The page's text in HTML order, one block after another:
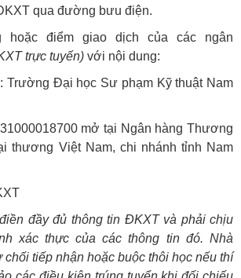
qua đường bưu điện.
hoặc điểm giao dịch của các ngân
trực tuyến) với nội dung:
Trường Đại học Sư phạm Kỹ thuật Nam
mở tại Ngân hàng Thương
thương Việt Nam, chi nhánh tỉnh Nam
đầy đủ thông tin ĐKXT và phải chịu
xác thực của các thông tin đó. Nhà
chối tiếp nhận hoặc buộc thôi học nếu thí